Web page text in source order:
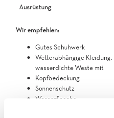
Ausrüstung
Wir empfehlen:
Gutes Schuhwerk
Wetterabhängige Kleidung:
wasserdichte Weste mit
Kopfbedeckung
Sonnenschutz
Wasserflasche